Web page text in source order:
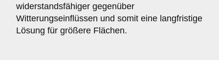
widerstandsfähiger gegenüber
Witterungseinflüssen und somit eine langfristige
Lösung für größere Flächen.